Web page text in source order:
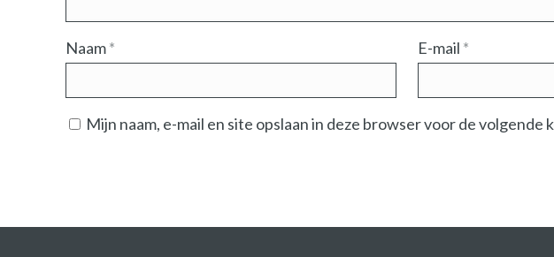
Naam* E-mail *
Mijn naam, e-mail en site opslaan in deze browser voor de volgende